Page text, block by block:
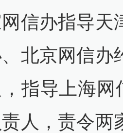
信办指导天
北京网信办
，指导上海
人，责令两